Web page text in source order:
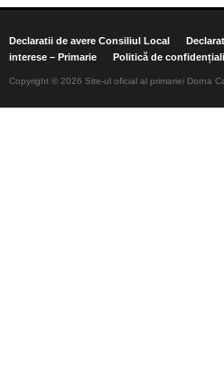
Declaratii de avere Consiliul Local
interese – Primarie
Politică de
Copyright © 2026 Site-ul oficial al primariei Dorna